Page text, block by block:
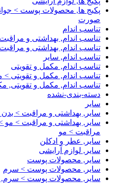
پکیج ها, محصولات پوست >
صورت
تناسب اندام
تناسب اندام, بهداشتی و
تناسب اندام, بهداشتی و
تناسب اندام, سایر
تناسب اندام, مکمل و تقویتی
تناسب اندام, مکمل و تقویتی
تناسب اندام, مکمل و تقویتی,
دسته-بندی-نشده
سایر
سایر, بهداشتی و مراقبت >
سایر, بهداشتی و مراقبت >
مراقبت > مو
سایر, عطر و ادکلن
سایر, لوازم آرایشی
سایر, محصولات پوست
سایر, محصولات پوست > سرم
سایر, محصولات پوست > سرم,